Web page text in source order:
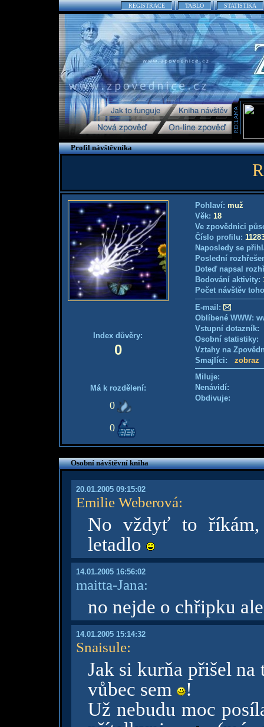
REGISTRACE TABLO STATISTIKA
Profil návštěvníka
Index důvěry:
0
Má k rozdělení:
0
0
Pohlaví: muž
Věk: 18
Ve zpovědnici
Číslo profilu:
Naposledy se
Poslední
Doteď napsal
Bodování aktivity:
Počet návštěv
E-mail:
Oblíbené WWW:
Vstupní
Osobní
Vztahy na
Smajlíci: zobraz
Miluje:
Nenávidí:
Obdivuje:
Osobní návštěvní kniha
20.01.2005 09:15:02
Emilie Weberová:
No vždyť to
letadlo
14.01.2005 16:56:02
maitta-Jana:
no nejde o chřipku
14.01.2005 15:14:32
Snaisule:
Jak si kurňa přišel na
vůbec sem
!
Už nebudu moc